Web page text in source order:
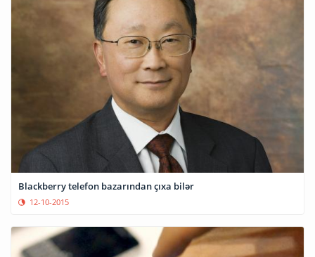
Blackberry telefon bazarından çıxa bilər
12-10-2015